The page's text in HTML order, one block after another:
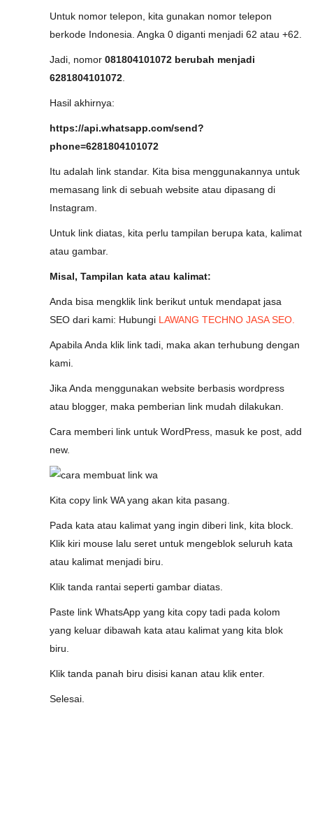
Untuk nomor telepon, kita gunakan nomor telepon
berkode Indonesia. Angka 0 diganti menjadi 62 atau +62.
Jadi, nomor 081804101072 berubah menjadi
6281804101072
Hasil akhirnya:
https://api.whatsapp.com/send?
phone=6281804101072
Itu adalah link standar. Kita bisa menggunakannya untuk
memasang link di sebuah website atau dipasang di
Instagram.
Untuk link diatas, kita perlu tampilan berupa kata, kalimat
atau gambar.
Misal, Tampilan kata atau kalimat:
Anda bisa mengklik link berikut untuk mendapat jasa
SEO dari kami: Hubungi LAWANG TECHNO JASA SEO.
Apabila Anda klik link tadi, maka akan terhubung dengan
kami.
Jika Anda menggunakan website berbasis wordpress
atau blogger, maka pemberian link mudah dilakukan.
Cara memberi link untuk WordPress, masuk ke post, add
new.
Kita copy link WA yang akan kita pasang.
Pada kata atau kalimat yang ingin diberi link, kita block.
Klik kiri mouse lalu seret untuk mengeblok seluruh kata
atau kalimat menjadi biru.
Klik tanda rantai seperti gambar diatas.
Paste link WhatsApp yang kita copy tadi pada kolom
yang keluar dibawah kata atau kalimat yang kita blok
biru.
Klik tanda panah biru disisi kanan atau klik enter.
Selesai.